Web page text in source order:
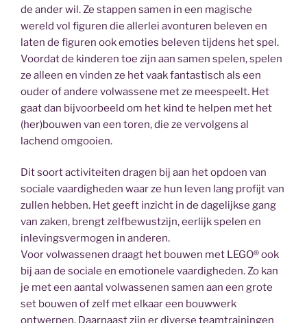
de ander wil. Ze stappen samen in een magische
wereld vol figuren die allerlei avonturen beleven en
laten de figuren ook emoties beleven tijdens het spel.
Voordat de kinderen toe zijn aan samen spelen, spelen
ze alleen en vinden ze het vaak fantastisch als een
ouder of andere volwassene met ze meespeelt. Het
gaat dan bijvoorbeeld om het kind te helpen met het
(her)bouwen van een toren, die ze vervolgens al
lachend omgooien.
Dit soort activiteiten dragen bij aan het opdoen van
sociale vaardigheden waar ze hun leven lang profijt van
zullen hebben. Het geeft inzicht in de dagelijkse gang
van zaken, brengt zelfbewustzijn, eerlijk spelen en
inlevingsvermogen in anderen.
Voor volwassenen draagt het bouwen met LEGO® ook
bij aan de sociale en emotionele vaardigheden. Zo kan
je met een aantal volwassenen samen aan een grote
set bouwen of zelf met elkaar een bouwwerk
ontwerpen. Daarnaast zijn er diverse teamtrainingen